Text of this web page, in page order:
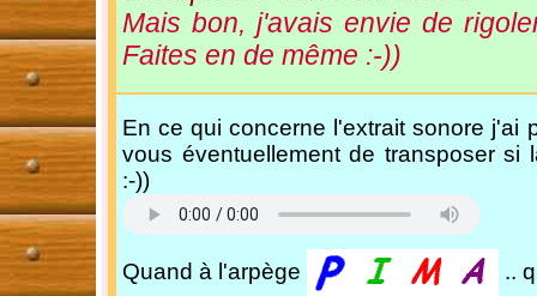
Mais bon, j'avais envie de
Faites en de même :-))
En ce qui concerne l'extrait sonore j'ai
vous éventuellement de transposer
:-))
Quand à l'arpège ..